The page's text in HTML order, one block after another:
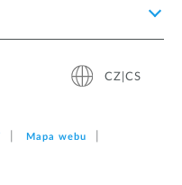
CZ|CS
Mapa webu